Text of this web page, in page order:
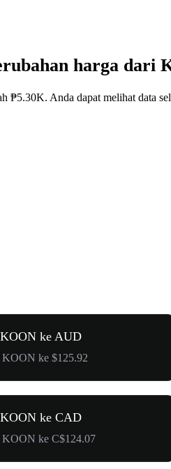
harga dari
Anda dapat melihat data
ke AUD
KOON ke $125.92
ke CAD
KOON ke C$124.07